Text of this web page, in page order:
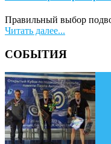
Правильный выбор
Читать далее...
СОБЫТИЯ